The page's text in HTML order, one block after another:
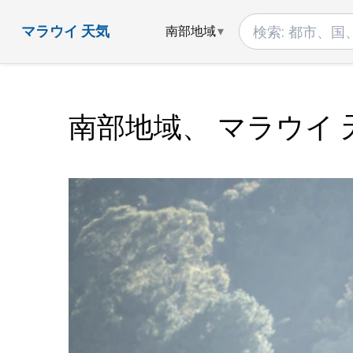
マラウイ 天気 南部地域
南部地域、 マラウイ